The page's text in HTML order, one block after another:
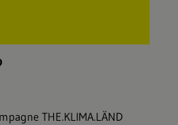
THE.KLIMA.LÄND